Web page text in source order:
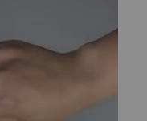
Таиланд